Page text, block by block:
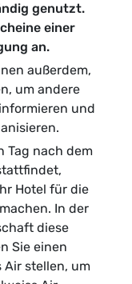
genutzt.
einer
an.
außerdem,
um andere
und
Tag nach dem
Hotel für die
In der
diese
Sie einen
stellen, um